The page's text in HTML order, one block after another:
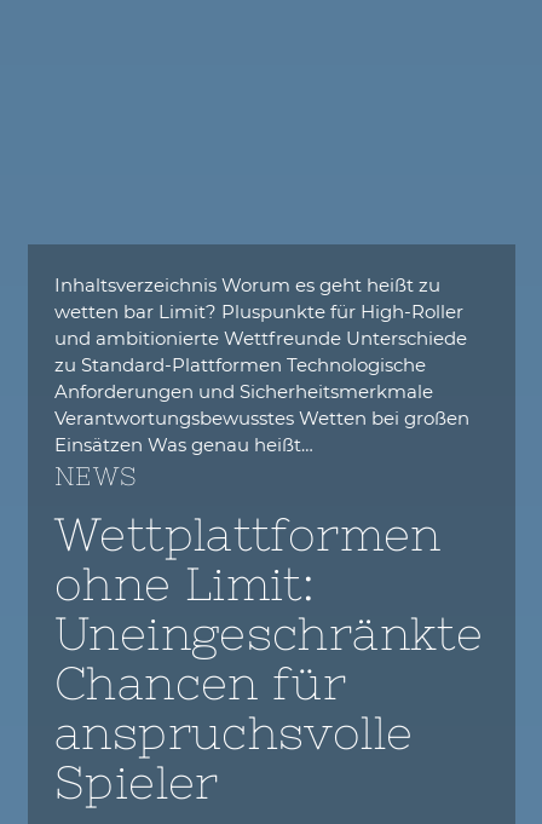
Inhaltsverzeichnis Worum es geht heißt zu
wetten bar Limit? Pluspunkte für High-Roller
und ambitionierte Wettfreunde Unterschiede
zu Standard-Plattformen Technologische
Anforderungen und Sicherheitsmerkmale
Verantwortungsbewusstes Wetten bei großen
Einsätzen Was genau heißt…
NEWS
Wettplattformen
ohne Limit:
Uneingeschränkte
Chancen für
anspruchsvolle
Spieler